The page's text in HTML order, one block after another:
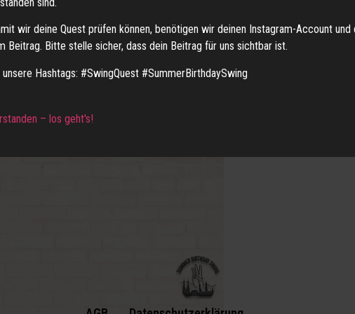
Instagram-Post einreichen.
wir deine Quest prüfen können, benötigen wir deinen Instagram-Account und
Beitrag. Bitte stelle sicher, dass dein Beitrag für uns sichtbar ist.
Hashtags: #SwingQuest #SummerBirthdaySwing
– los geht's!